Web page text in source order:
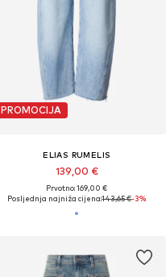
PROMOCIJA
ELIAS RUMELIS
139,00 €
Prvotno: 169,00 €
Posljednja najniža cijena:143,65 €-3%